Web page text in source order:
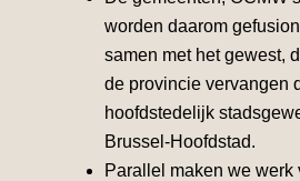
worden daarom
samen met het gewest,
de provincie vervangen
hoofdstedelijk
Brussel-Hoofdstad.
Parallel maken we